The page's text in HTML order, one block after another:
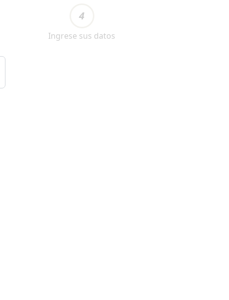
4
Ingrese sus datos